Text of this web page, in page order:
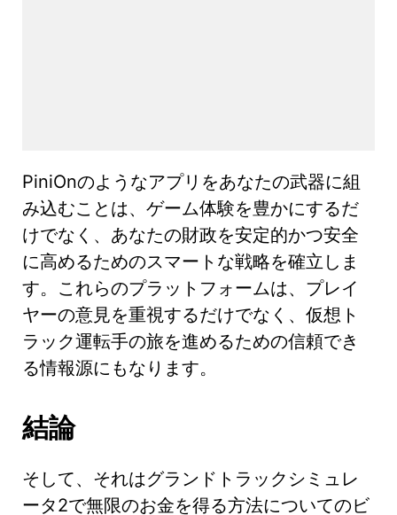
PiniOnのようなアプリをあなたの武器に組
み込むことは、ゲーム体験を豊かにするだ
けでなく、あなたの財政を安定的かつ安全
に高めるためのスマートな戦略を確立しま
す。これらのプラットフォームは、プレイ
ヤーの意見を重視するだけでなく、仮想ト
ラック運転手の旅を進めるための信頼でき
る情報源にもなります。
結論
そして、それはグランドトラックシミュレ
ータ2で無限のお金を得る方法についてのビ